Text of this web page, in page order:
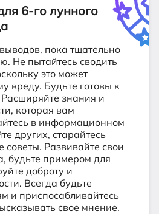
6-го лунного
пока тщательно
Не пытайтесь сводить
это может
вреду. Будьте готовы к
знания и
которая вам
в информационном
других, старайтесь
советы. Развивайте свои
будьте примером для
доброту и
Всегда будьте
и приспосабливайтесь
свое мнение.